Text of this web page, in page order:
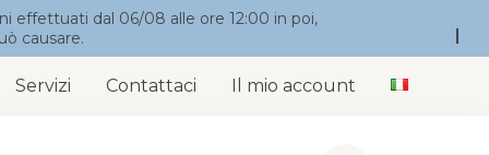
effettuati dal 06/08 alle ore 12:00 in poi,
causare.
Servizi Contattaci Il mio account